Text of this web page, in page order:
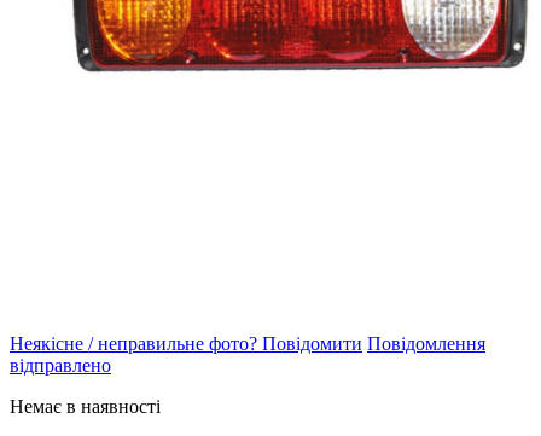
Неякісне / неправильне фото? Повідомити Повідомлення
відправлено
Немає в наявності